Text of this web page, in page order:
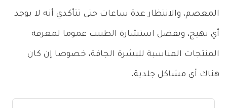
المعصم، والانتظار عدة ساعات حتى تتأكدي أنه لا يوجد
أي تهيج، ويفضل استشارة الطبيب عموما لمعرفة
المنتجات المناسبة للبشرة الجافة، خصوصا إن كان
هناك أي مشاكل جلدية.